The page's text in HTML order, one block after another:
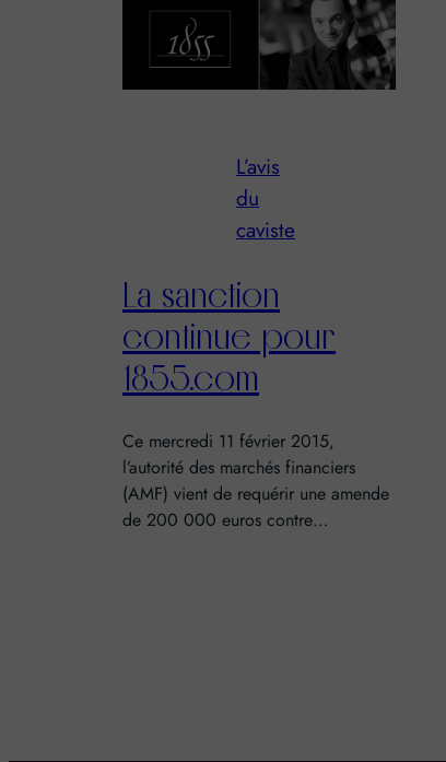
L’avis
du
caviste
La sanction
continue pour
1855.com
Ce mercredi 11 février 2015,
l’autorité des marchés financiers
(AMF) vient de requérir une amende
de 200 000 euros contre…